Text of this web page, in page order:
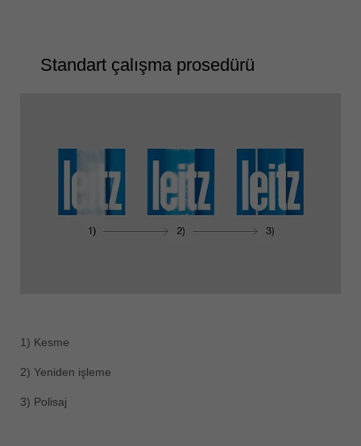
Standart çalışma prosedürü
1) Kesme
2) Yeniden işleme
3) Polisaj